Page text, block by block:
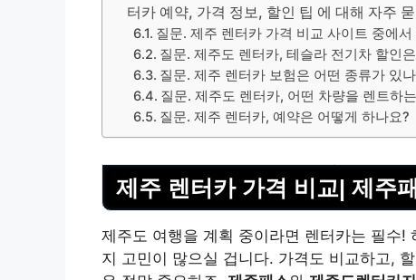
터카 예약, 가격 정보, 할인 팁 에 대해 자주
질문. 제주 렌터카 가격 비교 사이트 중에
질문. 제주도 렌터카, 테슬라 전기차 할인
질문. 제주 렌터카 보험은 어떤 종류가 있
질문. 제주도 렌터카, 어떤 차량을 렌트하
질문. 제주 렌터카, 예약은 어떻게 하나요?
제주 렌터카 가격 비교| 제주
제주도 여행을 계획 중이라면 렌터카는 필수
지 고민이 많으실 겁니다. 가격도 비교하고,